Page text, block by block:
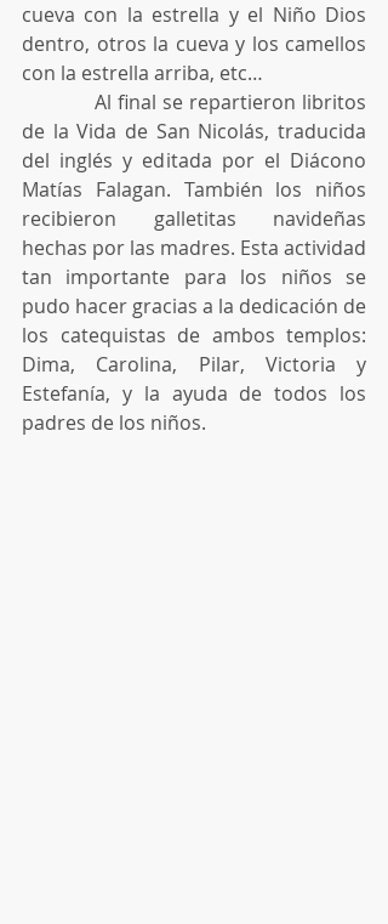
cueva con la estrella y el Niño Dios
dentro, otros la cueva y los camellos
con la estrella arriba, etc…
de la Vida de San Nicolás, traducida
del inglés y editada por el Diácono
Matías Falagan. También los niños
recibieron galletitas navideñas
hechas por las madres. Esta actividad
tan importante para los niños se
pudo hacer gracias a la dedicación de
los catequistas de ambos templos:
Dima, Carolina, Pilar, Victoria y
Estefanía, y la ayuda de todos los
padres de los niños.